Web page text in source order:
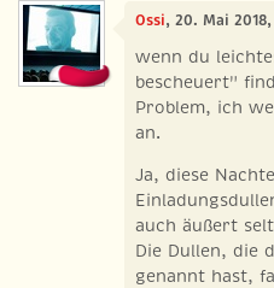
Ossi, 20. Mai
wenn du
bescheuert"
Problem, ich
an.
Ja, diese
auch äußert
Die Dullen, die
genannt hast,